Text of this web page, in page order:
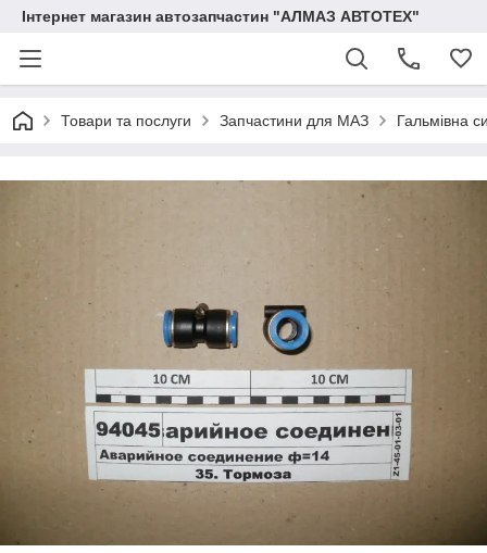
Інтернет магазин автозапчастин "АЛМАЗ АВТОТЕХ"
Товари та послуги Запчастини для МАЗ Гальмівна